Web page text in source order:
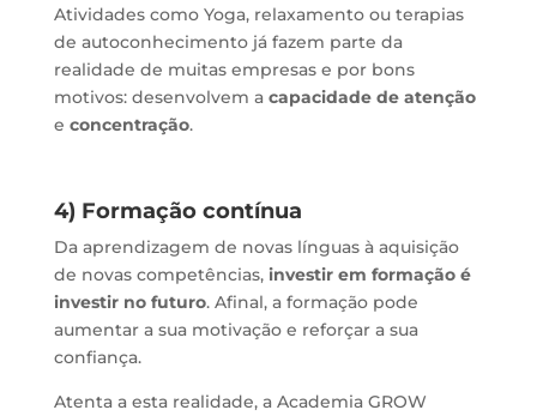
Atividades como Yoga, relaxamento ou terapias
de autoconhecimento já fazem parte da
realidade de muitas empresas e por bons
motivos: desenvolvem a capacidade de atenção
e concentração.
4) Formação contínua
Da aprendizagem de novas línguas à aquisição
de novas competências, investir em formação é
investir no futuro. Afinal, a formação pode
aumentar a sua motivação e reforçar a sua
confiança.
Atenta a esta realidade, a Academia GROW